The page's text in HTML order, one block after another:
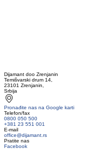
Dijamant doo Zrenjanin
Temišvarski drum 14,
23101 Zrenjanin,
Srbija
Pronađite nas na Google karti
Telefon/fax
0800 050 500
+381 23 551 001
E-mail
office@dijamant.rs
Pratite nas
Facebook